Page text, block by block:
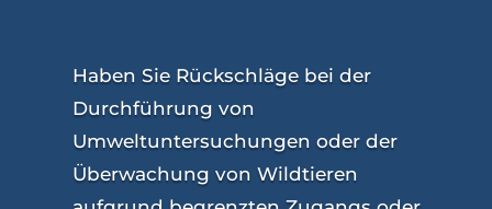
Haben Sie Rückschläge bei der
Durchführung von
Umweltuntersuchungen oder der
Überwachung von Wildtieren